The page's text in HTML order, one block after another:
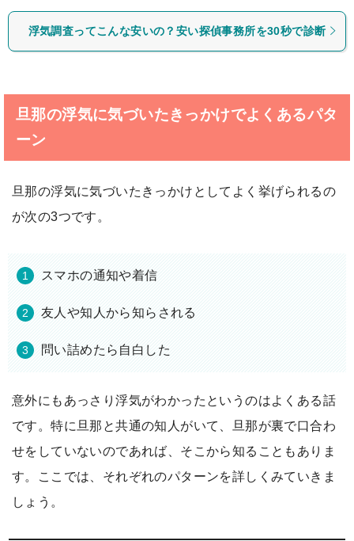
浮気調査ってこんな安いの？安い探偵事務所を30秒で診断
旦那の浮気に気づいたきっかけでよくあるパタ
ーン
旦那の浮気に気づいたきっかけとしてよく挙げられるの
が次の3つです。
スマホの通知や着信
友人や知人から知らされる
問い詰めたら自白した
意外にもあっさり浮気がわかったというのはよくある話
です。特に旦那と共通の知人がいて、旦那が裏で口合わ
せをしていないのであれば、そこから知ることもありま
す。ここでは、それぞれのパターンを詳しくみていきま
しょう。